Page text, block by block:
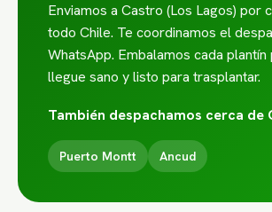
Enviamos a Castro (Los Lagos) por
todo Chile. Te coordinamos el
WhatsApp. Embalamos cada plantín
llegue sano y listo para trasplantar.
También despachamos cerca de
Puerto Montt Ancud